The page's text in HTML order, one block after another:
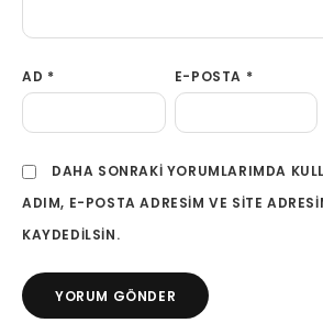
AD * E-POSTA *
DAHA SONRAKI YORUMLARIMDA
ADIM, E-POSTA ADRESIM VE SITE
KAYDEDILSIN.